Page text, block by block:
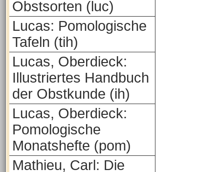
Obstsorten (luc)
Lucas: Pomologische
Tafeln (tih)
Lucas, Oberdieck:
Illustriertes Handbuch
der Obstkunde (ih)
Lucas, Oberdieck:
Pomologische
Monatshefte (pom)
Mathieu, Carl: Die